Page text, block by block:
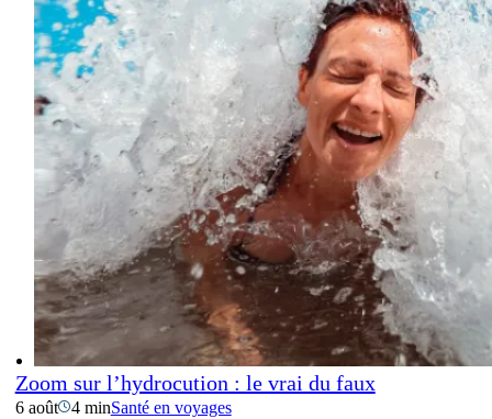
Zoom sur l’hydrocution : le vrai du faux
6 août 4 minSanté en voyages